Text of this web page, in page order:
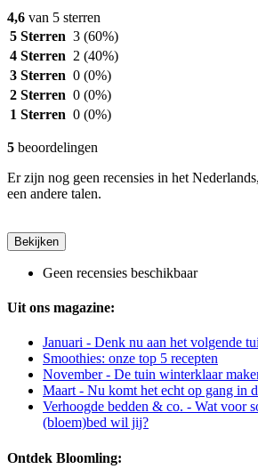
4,6 van 5 sterren
5 Sterren 3 (60%)
4 Sterren 2 (40%)
3 Sterren 0 (0%)
2 Sterren 0 (0%)
1 Sterren 0 (0%)
5 beoordelingen
Er zijn nog geen recensies in het
een andere talen.
Bekijken
Geen recensies beschikbaar
Uit ons magazine:
Januari - Denk nu aan het volgende
Smoothies: onze top 5 recepten
November - De tuin winterklaar
Maart - Nu komt het echt op gang in
Verhoogde bedden & co. - Wat voor
(bloem)bed wil jij?
Ontdek Bloomling: